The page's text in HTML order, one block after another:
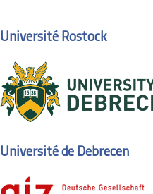
Université Rostock
Université de Debrecen